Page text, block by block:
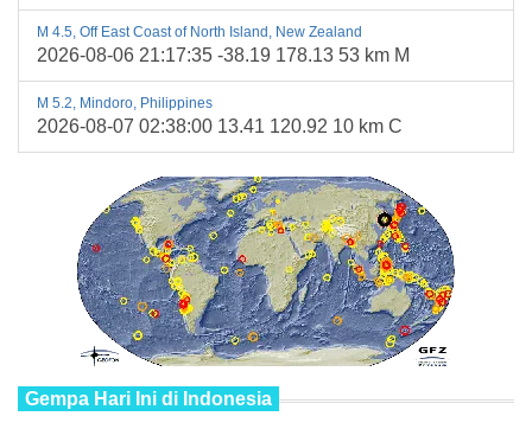
M 4.5, Off East Coast of North Island, New Zealand
2026-08-06 21:17:35 -38.19 178.13 53 km M
M 5.2, Mindoro, Philippines
2026-08-07 02:38:00 13.41 120.92 10 km C
Gempa Hari Ini di Indonesia